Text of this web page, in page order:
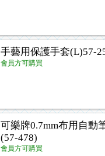
手藝用保護手套(L)57-
會員方可購買
可樂牌0.7mm布用自動
(57-478)
會員方可購買